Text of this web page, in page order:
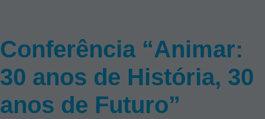
Conferência “Animar:
30 anos de História, 30
anos de Futuro”